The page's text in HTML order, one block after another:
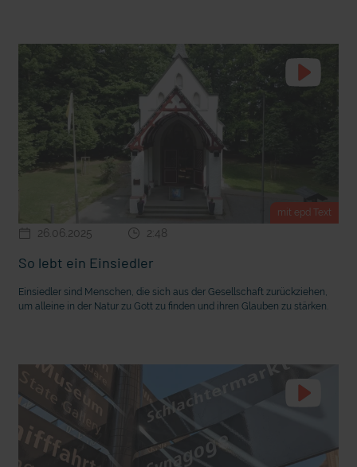
mit epd Text
26.06.2025 2:48
So lebt ein Einsiedler
Einsiedler sind Menschen, die sich aus der Gesellschaft zurückziehen,
um alleine in der Natur zu Gott zu finden und ihren Glauben zu stärken.